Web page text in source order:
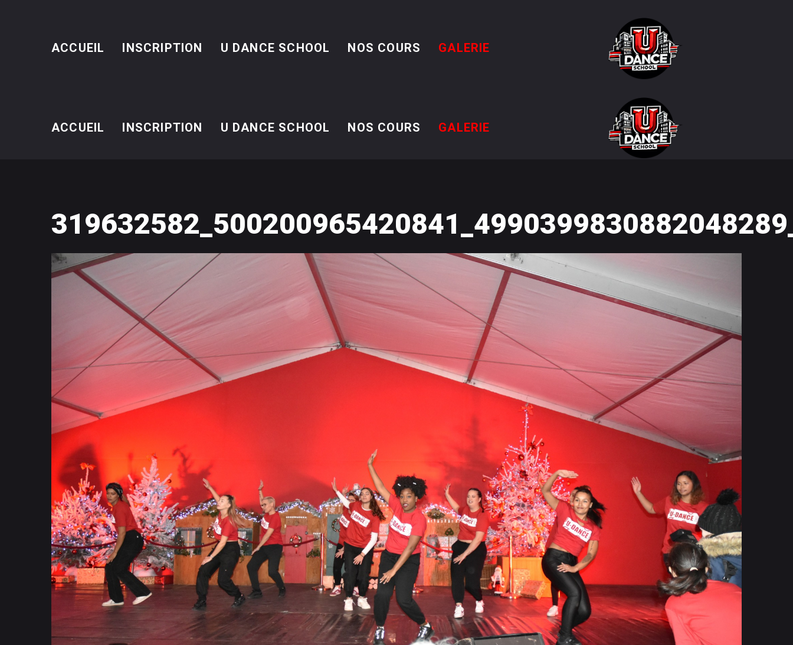
ACCUEIL INSCRIPTION U DANCE SCHOOL NOS COURS GALERIE
ACCUEIL INSCRIPTION U DANCE SCHOOL NOS COURS GALERIE